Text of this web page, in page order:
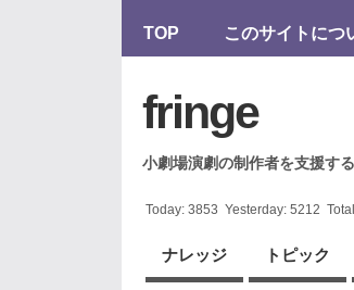
TOP このサイトにつ
fringe
小劇場演劇の制作者を支援す
Today:3853 Yesterday:5212
ナレッジ トピック